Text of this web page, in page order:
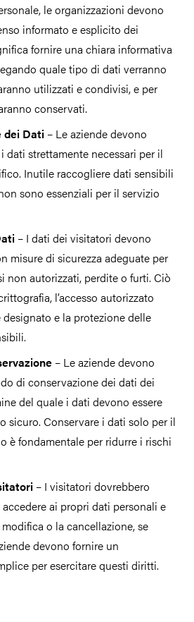
le organizzazioni devono
informato e esplicito dei
fornire una chiara informativa
quale tipo di dati verranno
utilizzati e condivisi, e per
conservati.
dei Dati – Le aziende devono
dati strettamente necessari per il
Inutile raccogliere dati sensibili
sono essenziali per il servizio
– I dati dei visitatori devono
misure di sicurezza adeguate per
non autorizzati, perdite o furti. Ciò
l’accesso autorizzato
e la protezione delle
– Le aziende devono
di conservazione dei dati dei
del quale i dati devono essere
sicuro. Conservare i dati solo per il
è fondamentale per ridurre i rischi
– I visitatori dovrebbero
ai propri dati personali e
o la cancellazione, se
devono fornire un
per esercitare questi diritti.